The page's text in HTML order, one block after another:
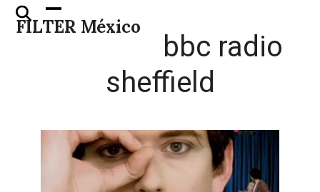
Skip
FILTER México
Open
mobile
Close
mobile
bbc radio
sheffield